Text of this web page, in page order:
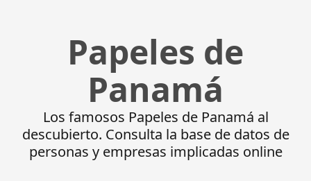
Papeles de
Panamá
Los famosos Papeles de Panamá al
descubierto. Consulta la base de datos de
personas y empresas implicadas online